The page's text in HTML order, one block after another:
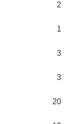
2
1
3
3
20